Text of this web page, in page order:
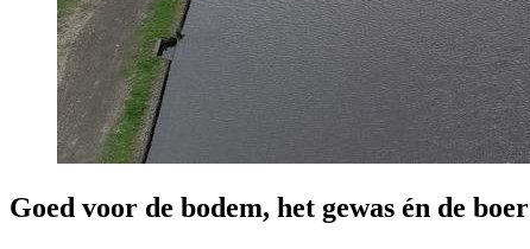
Goed voor de bodem, het gewas én de boer